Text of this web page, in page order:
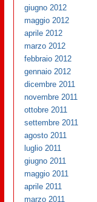
giugno 2012
maggio 2012
aprile 2012
marzo 2012
febbraio 2012
gennaio 2012
dicembre 2011
novembre 2011
ottobre 2011
settembre 2011
agosto 2011
luglio 2011
giugno 2011
maggio 2011
aprile 2011
marzo 2011